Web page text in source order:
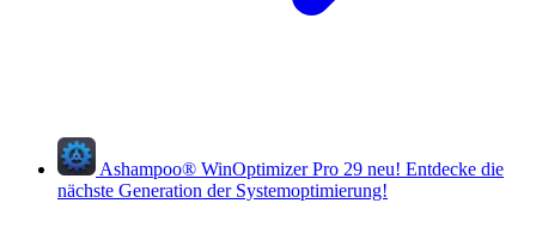
Ashampoo® WinOptimizer Pro 29 neu! Entdecke die
nächste Generation der Systemoptimierung!